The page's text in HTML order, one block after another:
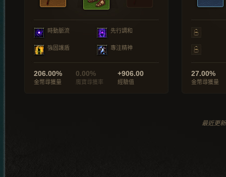
時動脈流 先行調和
強固護盾 專注精神
206.00%
金幣尋獲量
0.00%
魔寶尋獲率
+906.00
經驗值
27.00%
金幣尋獲量
最近更